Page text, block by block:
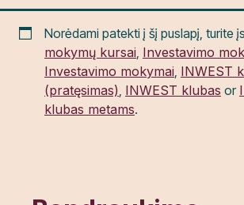
Norėdami patekti į šį puslapį, turite
mokymų kursai, Investavimo
Investavimo mokymai, INWEST
(pratęsimas), INWEST klubas or
klubas metams.